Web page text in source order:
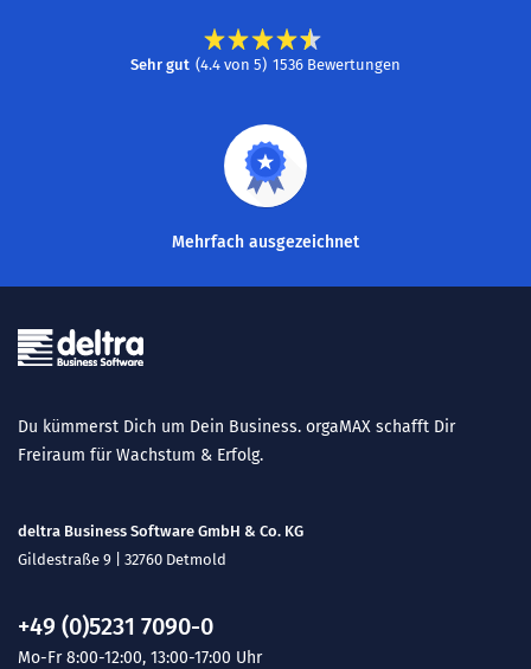
Sehr gut (4.4 von 5) 1536 Bewertungen
Mehrfach ausgezeichnet
Du kümmerst Dich um Dein Business. orgaMAX schafft Dir
Freiraum für Wachstum & Erfolg.
deltra Business Software GmbH & Co. KG
Gildestraße 9 | 32760 Detmold
+49 (0)5231 7090-0
Mo-Fr 8:00-12:00, 13:00-17:00 Uhr